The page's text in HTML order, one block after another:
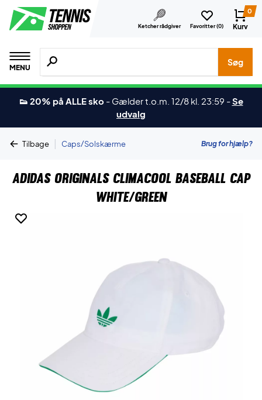
Ketcher rådgiver Favoritter (0)
0
Kurv
MENU
Søg efter produkter, mærker etc.
Søg
👟 20% på ALLE sko - Gælder t.o.m. 12/8 kl. 23:59 -Se
udvalg
Tilbage | Caps/Solskærme Brug for hjælp?
Adidas Originals Climacool Baseball Cap
White/Green